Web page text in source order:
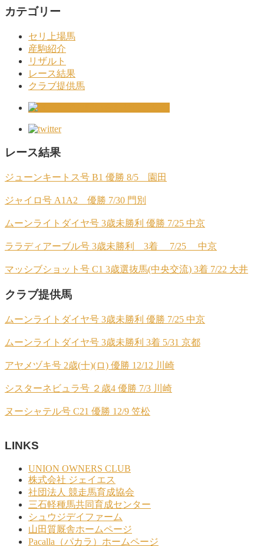
カテゴリー
セリ上場馬
産駒紹介
リザルト
レース結果
クラブ提供馬
レース結果
ジューンキートス号 B1 優勝 8/5 園田
ジャイロ号 A1A2 優勝 7/30 門別
ムーンライトダイヤ号 3歳未勝利 優勝 7/25 中京
ララディアーブル号 3歳未勝利 3着 7/25 中京
マッシブショット号 C1 3歳選抜馬(中央交流) 3着 7/22 大井
クラブ提供馬
ムーンライトダイヤ号 3歳未勝利 優勝 7/25 中京
ムーンライトダイヤ号 3歳未勝利 3着 5/31 京都
アヤメヅキ号 2歳(十)(ロ) 優勝 12/12 川崎
シスターネビュラ号 ２歳4 優勝 7/3 川崎
ヌーシャテル号 C21 優勝 12/9 笠松
LINKS
UNION OWNERS CLUB
株式会社 ジェイエス
社団法人 競走馬育成協会
三石軽種馬共同育成センター
シュウジデイファーム
山田質厩舎ホームページ
Pacalla（パカラ）ホームページ